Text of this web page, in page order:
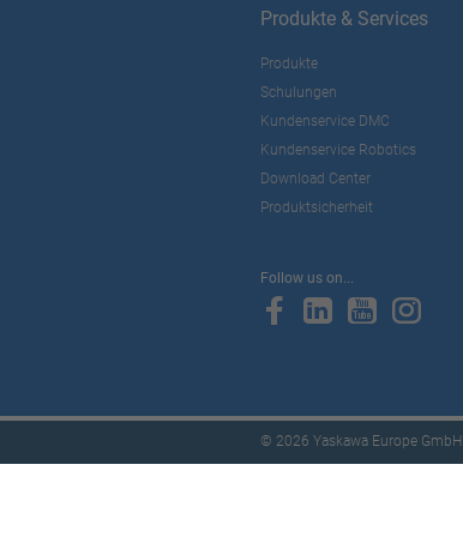
Produkte & Services
Produkte
Schulungen
Kundenservice DMC
Kundenservice Robotics
Download Center
Produktsicherheit
Follow us on...
© 2026 Yaskawa Europe GmbH